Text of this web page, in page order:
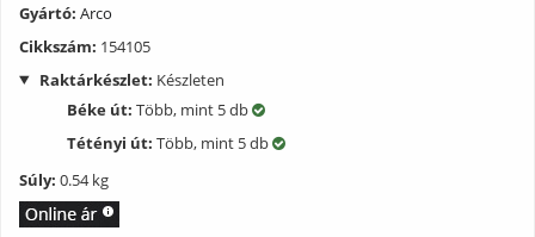
Gyártó: Arco
Cikkszám: 154105
Raktárkészlet: Készleten
Béke út: Több, mint 5 db
Tétényi út: Több, mint 5 db
Súly: 0.54 kg